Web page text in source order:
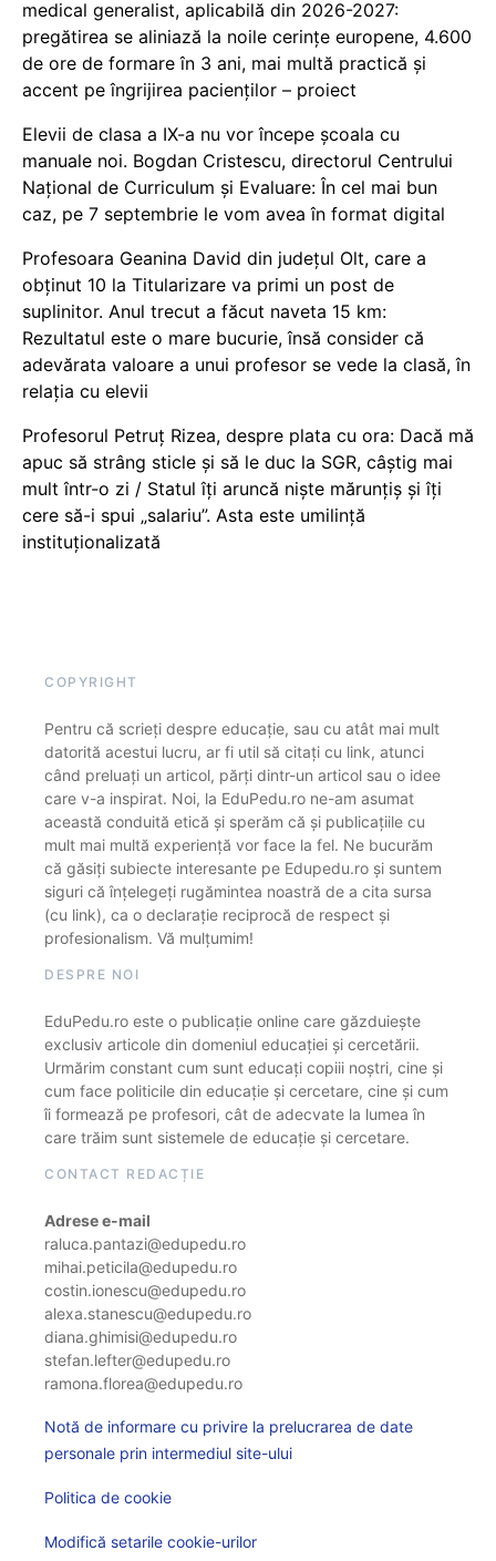
medical generalist, aplicabilă din 2026-2027:
pregătirea se aliniază la noile cerințe europene, 4.600
de ore de formare în 3 ani, mai multă practică și
accent pe îngrijirea pacienților – proiect
Elevii de clasa a IX-a nu vor începe școala cu
manuale noi. Bogdan Cristescu, directorul Centrului
Național de Curriculum și Evaluare: În cel mai bun
caz, pe 7 septembrie le vom avea în format digital
Profesoara Geanina David din județul Olt, care a
obținut 10 la Titularizare va primi un post de
suplinitor. Anul trecut a făcut naveta 15 km:
Rezultatul este o mare bucurie, însă consider că
adevărata valoare a unui profesor se vede la clasă, în
relația cu elevii
Profesorul Petruț Rizea, despre plata cu ora: Dacă mă
apuc să strâng sticle și să le duc la SGR, câștig mai
mult într-o zi / Statul îți aruncă niște mărunțiș și îți
cere să-i spui „salariu”. Asta este umilință
instituționalizată
COPYRIGHT
Pentru că scrieți despre educație, sau cu atât mai mult
datorită acestui lucru, ar fi util să citați cu link, atunci
când preluați un articol, părți dintr-un articol sau o idee
care v-a inspirat. Noi, la EduPedu.ro ne-am asumat
această conduită etică și sperăm că și publicațiile cu
mult mai multă experiență vor face la fel. Ne bucurăm
că găsiți subiecte interesante pe Edupedu.ro și suntem
siguri că înțelegeți rugămintea noastră de a cita sursa
(cu link), ca o declarație reciprocă de respect și
profesionalism. Vă mulțumim!
DESPRE NOI
EduPedu.ro este o publicație online care găzduiește
exclusiv articole din domeniul educației și cercetării.
Urmărim constant cum sunt educați copiii noștri, cine și
cum face politicile din educație și cercetare, cine și cum
îi formează pe profesori, cât de adecvate la lumea în
care trăim sunt sistemele de educație și cercetare.
CONTACT REDACȚIE
Adrese e-mail
raluca.pantazi@edupedu.ro
mihai.peticila@edupedu.ro
costin.ionescu@edupedu.ro
alexa.stanescu@edupedu.ro
diana.ghimisi@edupedu.ro
stefan.lefter@edupedu.ro
ramona.florea@edupedu.ro
Notă de informare cu privire la prelucrarea de date
personale prin intermediul site-ului
Politica de cookie
Modifică setarile cookie-urilor